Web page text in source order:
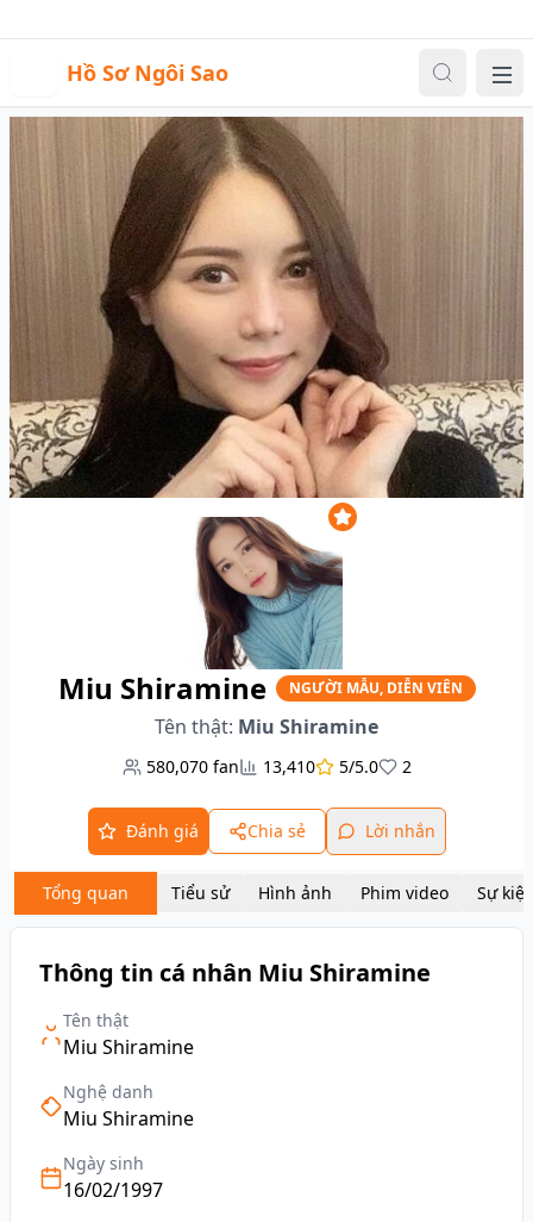
Hồ Sơ Ngôi Sao
Miu Shiramine NGƯỜI MẪU, DIỄN VIÊN
Tên thật: Miu Shiramine
580,070 fan 13,410 5/5.0 2
Đánh giá Chia sẻ Lời nhắn
Tổng quan Tiểu sử Hình ảnh Phim video Sự
Thông tin cá nhân Miu Shiramine
Tên thật
Miu Shiramine
Nghệ danh
Miu Shiramine
Ngày sinh
16/02/1997